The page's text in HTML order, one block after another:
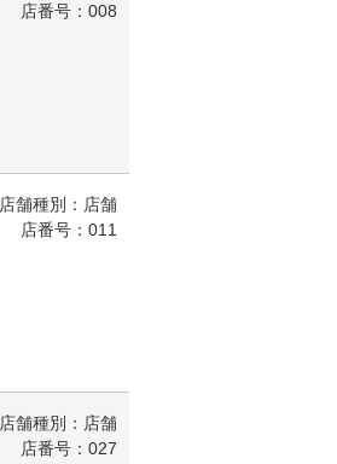
店番号：008
店舗種別：店舗
店番号：011
店舗種別：店舗
店番号：027